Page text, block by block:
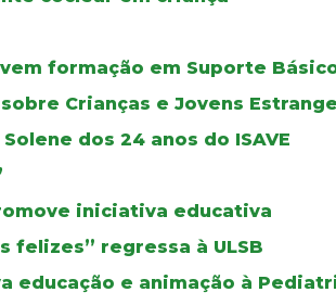
formação em Suporte
Crianças e Jovens
dos 24 anos do ISAVE
iniciativa educativa
felizes” regressa à ULSB
educação e animação à